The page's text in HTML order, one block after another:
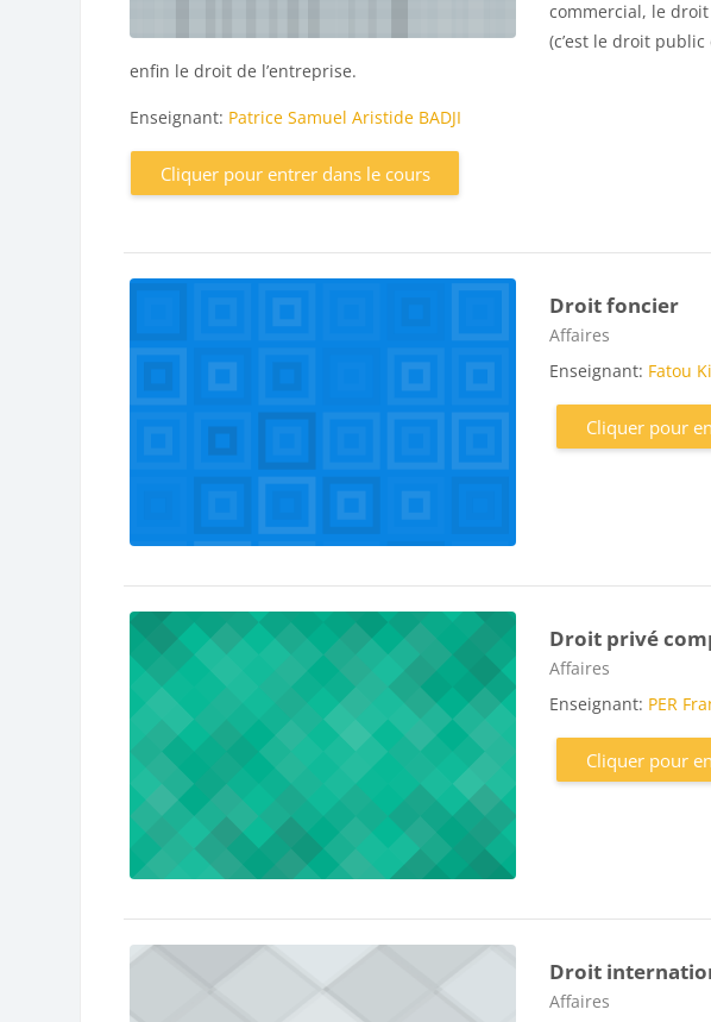
commercial, le
(c’est le droit
enfin le droit de l’entreprise.
Enseignant: Patrice Samuel Aristide BADJI
Cliquer pour entrer dans le cours
Droit foncier
Catégorie de cours
Affaires
Enseignant: Fatou
Cliquer pour
Droit privé
Catégorie de cours
Affaires
Enseignant: PER
Cliquer pour
Droit
Catégorie de cours
Affaires